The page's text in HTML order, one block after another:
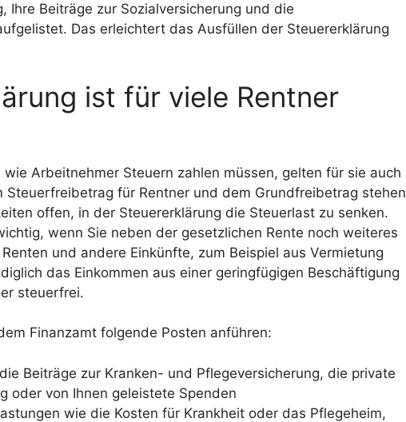
Ihre Beiträge zur Sozialversicherung und die
Das erleichtert das Ausfüllen der Steuererklärung
ist für viele Rentner
wie Arbeitnehmer Steuern zahlen müssen, gelten für sie auch
Steuerfreibetrag für Rentner und dem Grundfreibetrag stehen
offen, in der Steuererklärung die Steuerlast zu senken.
wenn Sie neben der gesetzlichen Rente noch weiteres
und andere Einkünfte, zum Beispiel aus Vermietung
das Einkommen aus einer geringfügigen Beschäftigung
steuerfrei.
Finanzamt folgende Posten anführen:
Beiträge zur Kranken- und Pflegeversicherung, die private
oder von Ihnen geleistete Spenden
wie die Kosten für Krankheit oder das Pflegeheim,